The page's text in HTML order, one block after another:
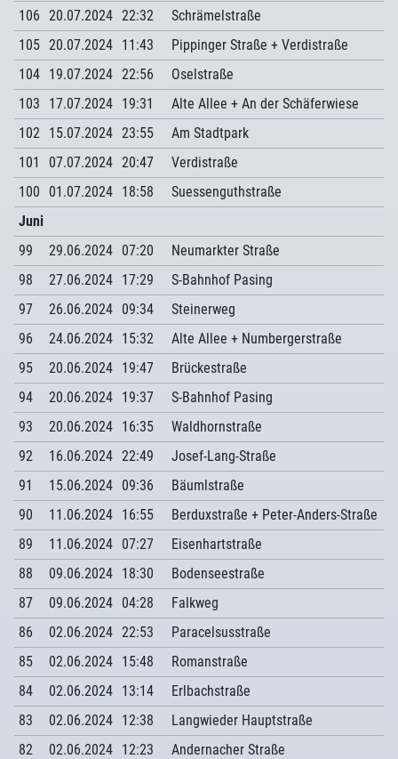
106
20.07.2024 22:32
Schrämelstraße
105 20.07.2024 11:43
Pippinger Straße + Verdistraße
104 19.07.2024 22:56
Oselstraße
103
17.07.2024 19:31
Alte Allee + An der Schäferwiese
102 15.07.2024 23:55
Am Stadtpark
101
07.07.2024 20:47
Verdistraße
100
01.07.2024 18:58
Suessenguthstraße
Juni
99
29.06.2024 07:20
Neumarkter Straße
98
27.06.2024 17:29
S-Bahnhof Pasing
97
26.06.2024 09:34
Steinerweg
96
24.06.2024 15:32
Alte Allee + Numbergerstraße
95
20.06.2024 19:47
Brückestraße
94
20.06.2024 19:37
S-Bahnhof Pasing
93
20.06.2024 16:35
Waldhornstraße
92
16.06.2024 22:49
Josef-Lang-Straße
91
15.06.2024 09:36
Bäumlstraße
90
11.06.2024 16:55
Berduxstraße + Peter-Anders-Straße
89
11.06.2024 07:27
Eisenhartstraße
88
09.06.2024 18:30
Bodenseestraße
87
09.06.2024 04:28
Falkweg
86
02.06.2024 22:53
Paracelsusstraße
85
02.06.2024 15:48
Romanstraße
84
02.06.2024 13:14
Erlbachstraße
83
02.06.2024 12:38
Langwieder Hauptstraße
82
02.06.2024 12:23
Andernacher Straße